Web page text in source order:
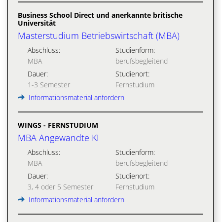
Business School Direct und anerkannte britische
Universität
Masterstudium Betriebswirtschaft (MBA)
Abschluss:
MBA
Studienform:
berufsbegleitend
Dauer:
1-3 Semester
Studienort:
Fernstudium
Informationsmaterial anfordern
WINGS - FERNSTUDIUM
MBA Angewandte KI
Abschluss:
MBA
Studienform:
berufsbegleitend
Dauer:
3, 4 oder 5 Semester
Studienort:
Fernstudium
Informationsmaterial anfordern